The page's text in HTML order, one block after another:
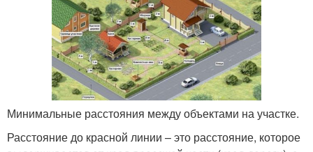
Минимальные расстояния между объектами на участке.
Расстояние до красной линии – это расстояние, которое